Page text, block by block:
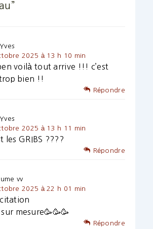
”
2025 à 13 h 10 min
voilà tout arrive !!! c’est
bien !!
Répondre
2025 à 13 h 11 min
les GRIBS ????
Répondre
vv
2025 à 22 h 01 min
mesure🥳🥳🥳
Répondre